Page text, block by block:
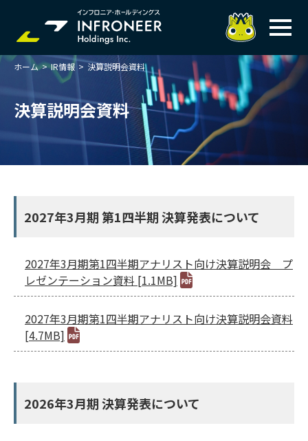
企業情報
トップメッセージ
事業紹介
Infroneer AtoZ
ITSUTSU-BOSHI（グループ報）
B.LEAGUE応援サイト
キャレたんと探究学習
IR情報
株主・投資家の皆様へ
業績ハイライト
個人投資家の皆様へ
統合報告書
IRカレンダー
株主・株式情報
サステナビリティ
価値創造プロセス
ビジネスモデルと競争優位性
イニシアチブへの賛同・
加盟/評価・認定
気候変動
お問い合わせ
各種ポリシー
腐敗防止ポリシー
情報セキュリティ方針
SNSポリシー
JP / EN
用語集
ホーム > IR情報 > 決算説明会資料
決算説明会資料
2027年3月期 第1四半期 決算発表について
2027年3月期第1四半期アナリスト向け決算説明会 プ
レゼンテーション資料 [1.1MB]
2027年3月期第1四半期アナリスト向け決算説明会資料
[4.7MB]
2026年3月期 決算発表について